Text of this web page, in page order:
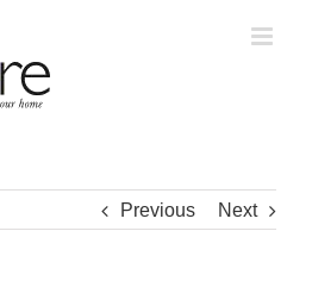
Previous Next